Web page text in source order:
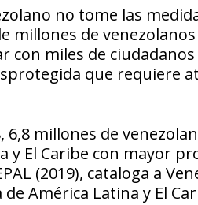
no tome las
millones de
con miles de
que requiere
6,8 millones de
y El Caribe con mayor
(2019), cataloga a
América Latina y El